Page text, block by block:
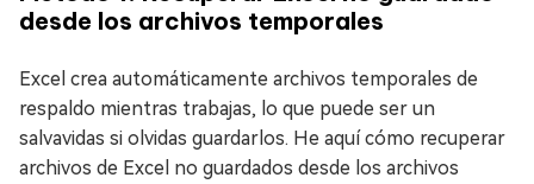
desde los archivos temporales
Excel crea automáticamente archivos temporales de
respaldo mientras trabajas, lo que puede ser un
salvavidas si olvidas guardarlos. He aquí cómo recuperar
archivos de Excel no guardados desde los archivos